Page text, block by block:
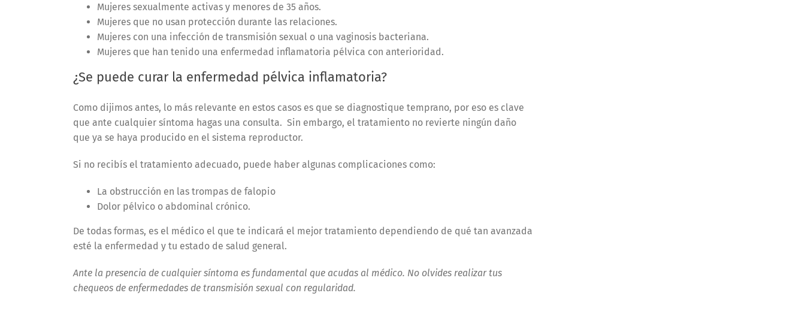
Mujeres sexualmente activas y menores de 35 años.
Mujeres que no usan protección durante las relaciones.
Mujeres con una infección de transmisión sexual o una vaginosis bacteriana.
Mujeres que han tenido una enfermedad inflamatoria pélvica con anterioridad.
¿Se puede curar la enfermedad pélvica inflamatoria?
Como dijimos antes, lo más relevante en estos casos es que se diagnostique temprano, por eso es clave
que ante cualquier síntoma hagas una consulta. Sin embargo, el tratamiento no revierte ningún daño
que ya se haya producido en el sistema reproductor.
Si no recibís el tratamiento adecuado, puede haber algunas complicaciones como:
La obstrucción en las trompas de falopio
Dolor pélvico o abdominal crónico.
De todas formas, es el médico el que te indicará el mejor tratamiento dependiendo de qué tan avanzada
esté la enfermedad y tu estado de salud general.
Ante la presencia de cualquier síntoma es fundamental que acudas al médico. No olvides realizar tus
chequeos de enfermedades de transmisión sexual con regularidad.